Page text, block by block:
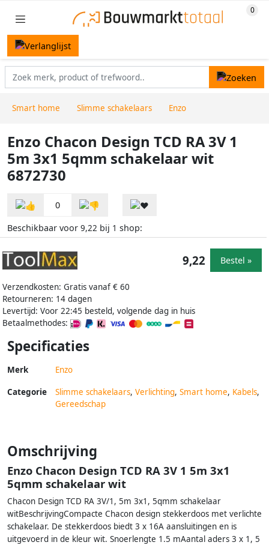
Smart home Slimme schakelaars Enzo
Enzo Chacon Design TCD RA 3V 1
5m 3x1 5qmm schakelaar wit
6872730
0
Beschikbaar voor 9,22 bij 1 shop:
Verzendkosten: Gratis vanaf € 60
Retourneren: 14 dagen
Levertijd: Voor 22:45 besteld, volgende dag in huis
Betaalmethodes:
9,22 Bestel »
Specificaties
Merk Enzo
Categorie Slimme schakelaars, Verlichting, Smart home, Kabels,
Gereedschap
Omschrijving
Enzo Chacon Design TCD RA 3V 1 5m 3x1
5qmm schakelaar wit
Chacon Design TCD RA 3V/1, 5m 3x1, 5qmm schakelaar
witBeschrijvingCompacte Chacon design stekkerdoos met verlichte
schakelaar. De stekkerdoos biedt 3 x 16A aansluitingen en is
uitgevoerd in de kleur wit. Snoerlengte 1.5 mAantal aders 3 x 1, 5